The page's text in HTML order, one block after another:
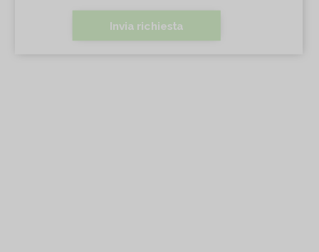
Invia richiesta